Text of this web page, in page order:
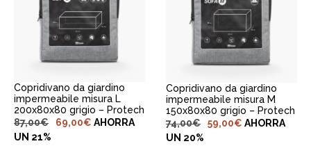
AGGIUNGI AL
CARRELLO
Copridivano da giardino
impermeabile misura L
200x80x80 grigio – Protech
87,00€ 69,00€ AHORRA
UN 21%
AGGIUNGI AL
CARRELLO
Copridivano da giardino
impermeabile misura M
150x80x80 grigio – Protech
74,00€ 59,00€ AHORRA
UN 20%